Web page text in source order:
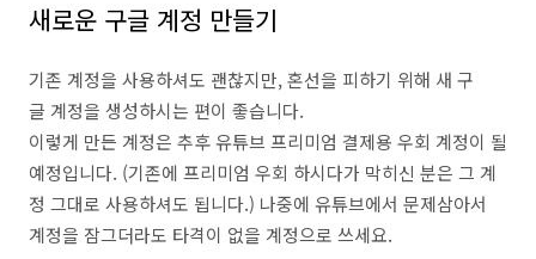
새로운 구글 계정 만들기
기존 계정을 사용하셔도 괜찮지만, 혼선을 피하기 위해 새 구
글 계정을 생성하시는 편이 좋습니다.
이렇게 만든 계정은 추후 유튜브 프리미엄 결제용 우회 계정이 될
예정입니다. (기존에 프리미엄 우회 하시다가 막히신 분은 그 계
정 그대로 사용하셔도 됩니다.) 나중에 유튜브에서 문제삼아서
계정을 잠그더라도 타격이 없을 계정으로 쓰세요.